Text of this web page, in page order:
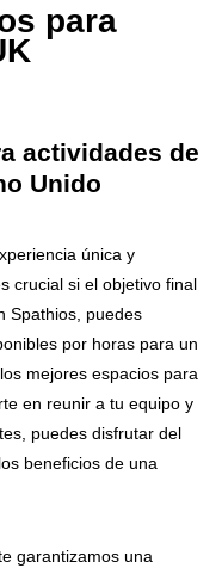
para
actividades de
Unido
única y
crucial si el objetivo final
Spathios, puedes
por horas para un
mejores espacios para
en reunir a tu equipo y
puedes disfrutar del
beneficios de una
garantizamos una